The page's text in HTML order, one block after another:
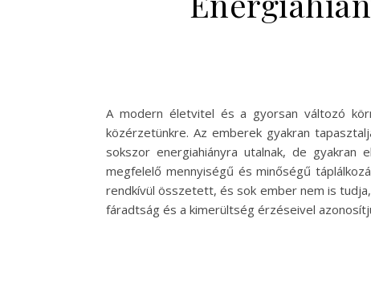
A modern életvitel és a gyorsan változó
közérzetünkre. Az emberek gyakran
sokszor energiahiányra utalnak, de gyakran
megfelelő mennyiségű és minőségű
rendkívül összetett, és sok ember nem is
fáradtság és a kimerültség érzéseivel